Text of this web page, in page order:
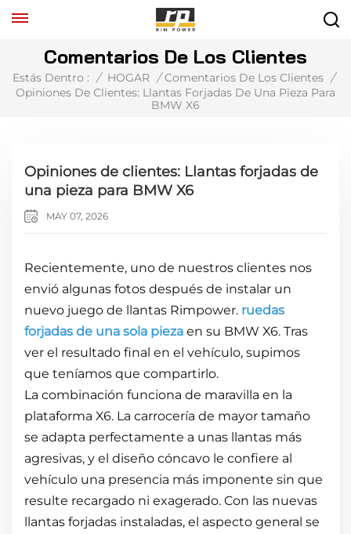
Comentarios De Los Clientes
Estás Dentro : / HOGAR / Comentarios De Los Clientes /
Opiniones De Clientes: Llantas Forjadas De Una Pieza Para
BMW X6
Opiniones de clientes: Llantas forjadas de
una pieza para BMW X6
MAY 07, 2026
Recientemente, uno de nuestros clientes nos
envió algunas fotos después de instalar un
nuevo juego de llantas Rimpower. ruedas
forjadas de una sola pieza en su BMW X6. Tras
ver el resultado final en el vehículo, supimos
que teníamos que compartirlo.
La combinación funciona de maravilla en la
plataforma X6. La carrocería de mayor tamaño
se adapta perfectamente a unas llantas más
agresivas, y el diseño cóncavo le confiere al
vehículo una presencia más imponente sin que
resulte recargado ni exagerado. Con las nuevas
llantas forjadas instaladas, el aspecto general se